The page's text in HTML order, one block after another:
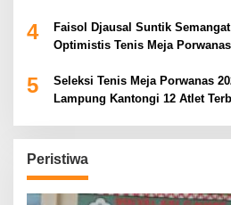
4
Faisol Djausal Suntik
Optimistis Tenis Meja
5
Seleksi Tenis Meja Porwanas
Lampung Kantongi 12 Atlet
Peristiwa